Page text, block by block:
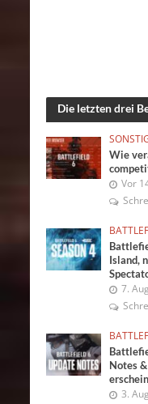
Die letzten drei
Wie
Vor
Island,
7.
Notes
3.